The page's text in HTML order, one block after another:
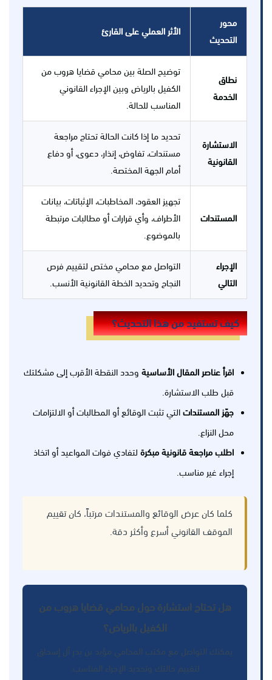
محور
التحديث
الأثر العملي على القارئ
نطاق
الخدمة
توضيح الصلة بين محامي قضايا هروب من
الكفيل بالرياض وبين الإجراء القانوني
المناسب للحالة.
الاستشارة
القانونية
تحديد ما إذا كانت الحالة تحتاج مراجعة
مستندات، تفاوض، إنذار، دعوى، أو دفاع
أمام الجهة المختصة.
المستندات
تجهيز العقود، المخاطبات، الإثباتات، بيانات
الأطراف، وأي قرارات أو مطالبات مرتبطة
بالموضوع.
الإجراء
التالي
التواصل مع محامي مختص لتقييم فرص
النجاح وتحديد الخطة القانونية الأنسب.
كيف تستفيد من هذا التحديث؟
اقرأ عناصر المقال الأساسية وحدد النقطة الأقرب إلى مشكلتك
قبل طلب الاستشارة.
جهّز المستنداتالتي تثبت الوقائع أو المطالبات أو الالتزامات
محل النزاع.
اطلب مراجعة قانونية مبكرة لتفادي فوات المواعيد أو اتخاذ
إجراء غير مناسب.
كلما كان عرض الوقائع والمستندات مرتباً، كان تقييم
الموقف القانوني أسرع وأكثر دقة.
هل تحتاج استشارة حول محامي قضايا هروب من
الكفيل بالرياض؟
يمكنك التواصل مع مكتب المحامي مؤيد بن بدر آل إسحاق
لتقييم حالتك وتحديد الإجراء المناسب.